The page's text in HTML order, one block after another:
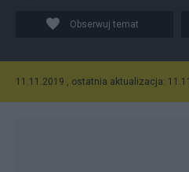
Obserwuj temat
11.11.2019 , ostatnia aktualizacja: